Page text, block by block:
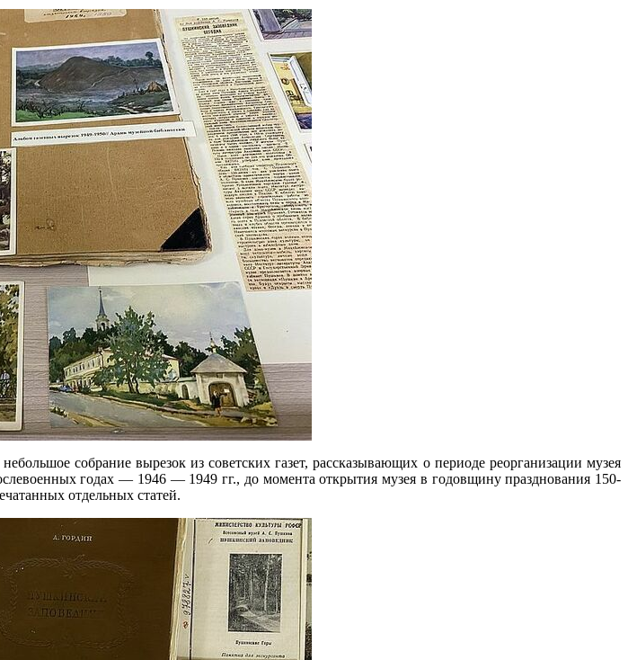
собрание вырезок из советских газет, рассказывающих о периоде реорганизации музея
годах — 1946 — 1949 гг., до момента открытия музея в годовщину празднования 150-
отдельных статей.